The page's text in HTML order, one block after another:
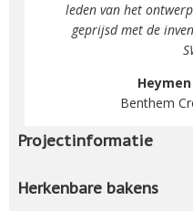
leden van het
geprijsd met de
Benthem
Projectinformatie
Herkenbare bakens